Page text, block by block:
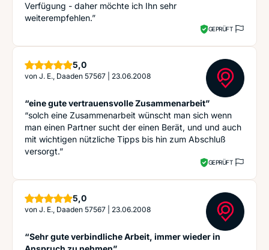
Verfügung - daher möchte ich Ihn sehr
weiterempfehlen.”
GEPRÜFT
5,0Sterne
von J. E., Daaden 57567 23.06.2008
“eine gute vertrauensvolle Zusammenarbeit”
“solch eine Zusammenarbeit wünscht man sich wenn
man einen Partner sucht der einen Berät, und und auch
mit wichtigen nützliche Tipps bis hin zum Abschluß
versorgt.”
GEPRÜFT
5,0Sterne
von J. E., Daaden 57567 23.06.2008
“Sehr gute verbindliche Arbeit, immer wieder in